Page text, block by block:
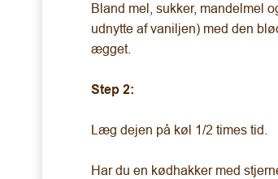
Bland mel, sukker, mandelmel
udnytte af vaniljen) med den
ægget.
Step 2:
Læg dejen på køl 1/2 times tid.
Har du en kødhakker med